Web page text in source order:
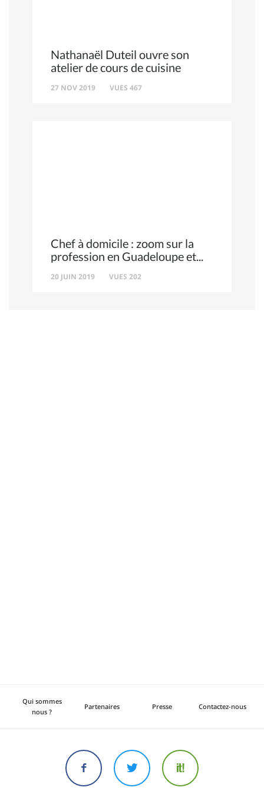
Nathanaël Duteil ouvre son
atelier de cours de cuisine
27 NOV 2019 VUES 467
Chef à domicile : zoom sur la
profession en Guadeloupe et
20 JUIN 2019 VUES 202
Qui sommes
nous ?
Partenaires Presse Contactez-nous